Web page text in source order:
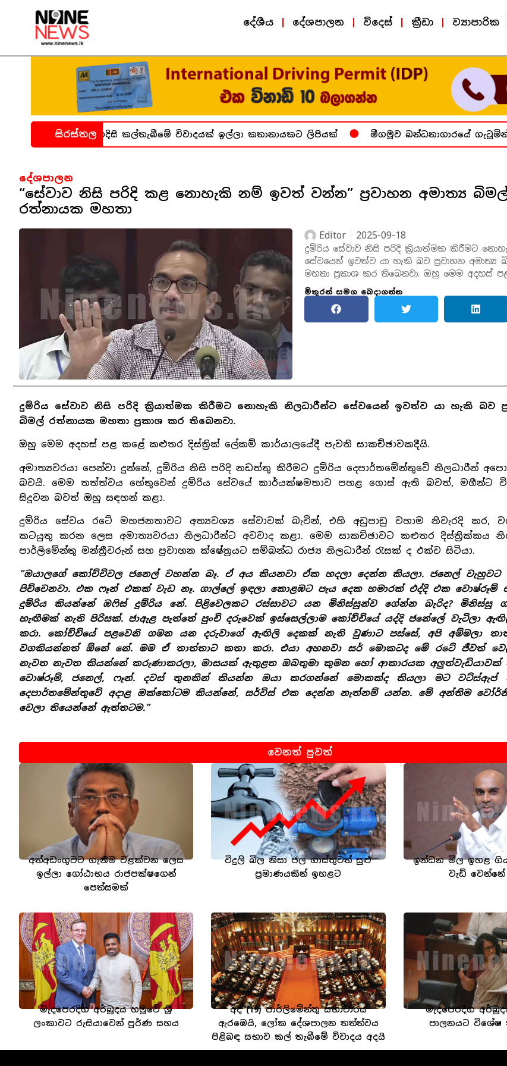
දේශීය දේශපාලන විදෙස් ක්‍රීඩා ව්‍යාපාරික
සිරස්තල
සිද්ධිය ගැන හදිසි කල්තැබීමේ විවාදයක් ඉල්ලා කතානායකට ලිපියක් මීගමුව බන්ධනාගාරයේ ගැටුමින්
දේශපාලන
“සේවාව නිසි පරිදි කළ නොහැකි නම් ඉවත් වන්න” ප්‍රවාහන අමාත්‍ය
රත්නායක මහතා
Editor 2025-09-18
දුම්රිය සේවාව නිසි පරිදි ක්‍රියාත්මක කිරීමට
සේවයෙන් ඉවත්ව යා හැකි බව ප්‍රවාහන අමාත්‍ය
මහතා ප්‍රකාශ කර තිබෙනවා. ඔහු මෙම අදහස්
මිතුරන් සමග බෙදාගන්න
දුම්රිය සේවාව නිසි පරිදි ක්‍රියාත්මක කිරීමට නොහැකි නිලධාරීන්ට සේවයෙන් ඉවත්ව යා හැකි බව
බිමල් රත්නායක මහතා ප්‍රකාශ කර තිබෙනවා.
ඔහු මෙම අදහස් පළ කළේ කළුතර දිස්ත්‍රික් ලේකම් කාර්යාලයේදී පැවති සාකච්ඡාවකදීයි.
අමාත්‍යවරයා පෙන්වා දුන්නේ, දුම්රිය නිසි පරිදි නඩත්තු කිරීමට දුම්රිය දෙපාර්තමේන්තුවේ නිලධාරීන්
බවයි. මෙම තත්ත්වය හේතුවෙන් දුම්රිය සේවයේ කාර්යක්ෂමතාව පහළ ගොස් ඇති බවත්, මගීන්ට
සිදුවන බවත් ඔහු සඳහන් කළා.
දුම්රිය සේවය රටේ මහජනතාවට අත්‍යවශ්‍ය සේවාවක් බැවින්, එහි අඩුපාඩු වහාම නිවැරදි කර,
කටයුතු කරන ලෙස අමාත්‍යවරයා නිලධාරීන්ට අවවාද කළා. මෙම සාකච්ඡාවට කළුතර දිස්ත්‍රික්කය
පාර්ලිමේන්තු මන්ත්‍රීවරුන් සහ ප්‍රවාහන ක්ෂේත්‍රයට සම්බන්ධ රාජ්‍ය නිලධාරීන් රැසක් ද එක්ව සිටියා.
“ඔයාලගේ කෝච්චිවල ජනෙල් වහන්න බෑ. ඒ අය කියනවා ඒක හදලා දෙන්න කියලා. ජනෙල් වැහුවට
පිච්චෙනවා. එක ෆෑන් එකක් වැඩ නෑ. ගාල්ලේ ඉඳලා කොළඹට පැය දෙක හමාරක් එද්දි එක වොෂ්රූම්
දුම්රිය කියන්නේ ඔෆිස් දුම්රිය නේ. පිළිවෙලකට රස්සාවට යන මිනිස්සුන්ව ගේන්න බැරිද? මිනිස්සු
හැඟීමක් නැති පිරිසක්. ජාඇළ පැත්තේ පුංචි දරුවෙක් ඉස්සෙල්ලාම කෝච්චියේ යද්දි ජනේලේ වැටිලා
කරා. කෝච්චියේ පළවෙනි ගමන යන දරුවාගේ ඇඟිලි දෙකක් නැති වුණාට පස්සේ, අපි අම්මලා
වගකියන්නත් ඕනේ නේ. මම ඒ තාත්තාට කතා කරා. එයා අහනවා සර් මොකටද මේ රටේ ජීවත්
නැවත නැවත කියන්නේ කරුණාකරලා, මාසයක් ඇතුළත ඔබතුමා කුමන හෝ ආකාරයක අලුත්වැඩියාවක්
වොෂ්රූම්, ජනෙල්, ෆෑන්. දවස් තුනකින් කියන්න ඔයා කරගන්නේ මොකක්ද කියලා මට වට්ස්ඇප්
දෙපාර්තමේන්තුවේ අදාළ ඔක්කෝටම කියන්නේ, සර්විස් එක දෙන්න නැත්නම් යන්න. මේ අන්තිම
වෙලා තියෙන්නේ ඇත්තටම.”
වෙනත් පුවත්
අත්අඩංගුවට ගැනීම වළක්වන ලෙස
ඉල්ලා ගෝඨාභය රාජපක්ෂගෙන්
පෙත්සමක්
විදුලි බිල නිසා ජල ගාස්තුවත් සුළු
ප්‍රමාණයකින් ඉහළට
ඉන්ධන මිල ඉහළ
වැඩි වෙන්නේ
මැදපෙරදිග අර්බුදය හමුවේ ශ්‍රී
ලංකාවට රුසියාවෙන් පූර්ණ සහය
අද (19) පාර්ලිමේන්තු සභාවාරය
ඇරඹෙයි, ලෝක දේශපාලන තත්ත්වය
පිළිබඳ සභාව කල් තැබීමේ විවාදය අදයි
මැදපෙරදිග
පාලනයට විශේෂ